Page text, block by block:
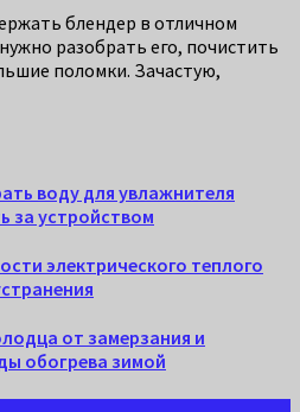
блендер в отличном
разобрать его, почистить
поломки. Зачастую,
воду для увлажнителя
за устройством
электрического теплого
от замерзания и
обогрева зимой